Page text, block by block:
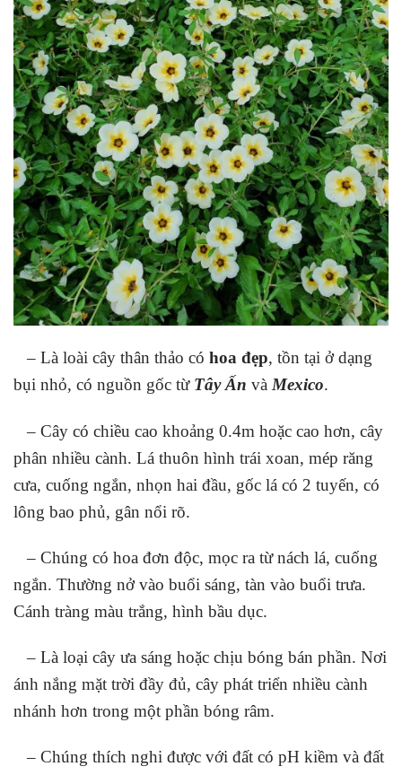
– Là loài cây thân thảo có hoa đẹp, tồn tại ở dạng
bụi nhỏ, có nguồn gốc từ Tây Ấn vàMexico.
– Cây có chiều cao khoảng 0.4m hoặc cao hơn, cây
phân nhiều cành. Lá thuôn hình trái xoan, mép răng
cưa, cuống ngắn, nhọn hai đầu, gốc lá có 2 tuyến, có
lông bao phủ, gân nổi rõ.
– Chúng có hoa đơn độc, mọc ra từ nách lá, cuống
ngắn. Thường nở vào buổi sáng, tàn vào buổi trưa.
Cánh tràng màu trắng, hình bầu dục.
– Là loại cây ưa sáng hoặc chịu bóng bán phần. Nơi
ánh nắng mặt trời đầy đủ, cây phát triển nhiều cành
nhánh hơn trong một phần bóng râm.
– Chúng thích nghi được với đất có pH kiềm và đất